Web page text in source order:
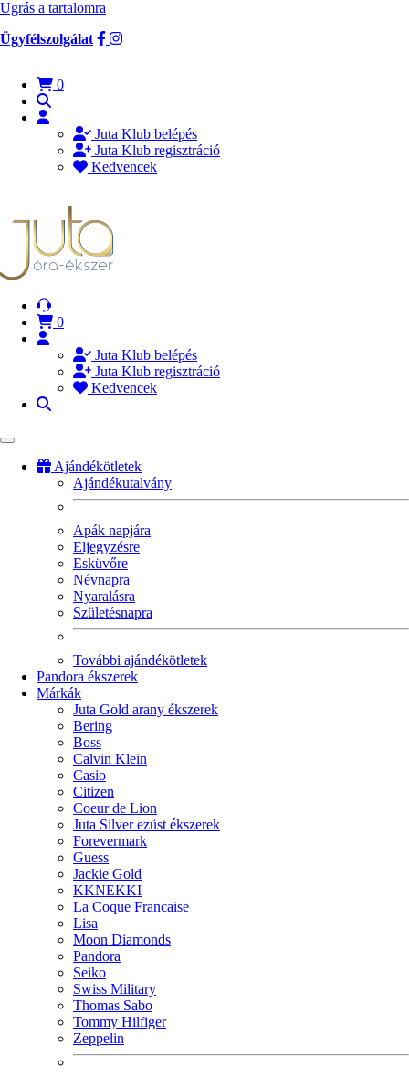
Ugrás a tartalomra
Ügyfélszolgálat
0
Juta Klub belépés
Juta Klub regisztráció
Kedvencek
0
Juta Klub belépés
Juta Klub regisztráció
Kedvencek
Ajándékötletek
Ajándékutalvány
Apák napjára
Eljegyzésre
Esküvőre
Névnapra
Nyaralásra
Születésnapra
További ajándékötletek
Pandora ékszerek
Márkák
Juta Gold arany ékszerek
Bering
Boss
Calvin Klein
Casio
Citizen
Coeur de Lion
Juta Silver ezüst ékszerek
Forevermark
Guess
Jackie Gold
KKNEKKI
La Coque Francaise
Lisa
Moon Diamonds
Pandora
Seiko
Swiss Military
Thomas Sabo
Tommy Hilfiger
Zeppelin